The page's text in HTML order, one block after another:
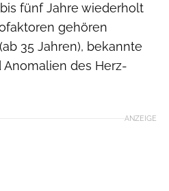
fünf Jahre wiederholt
gehören
35 Jahren), bekannte
des Herz-
ANZEIGE